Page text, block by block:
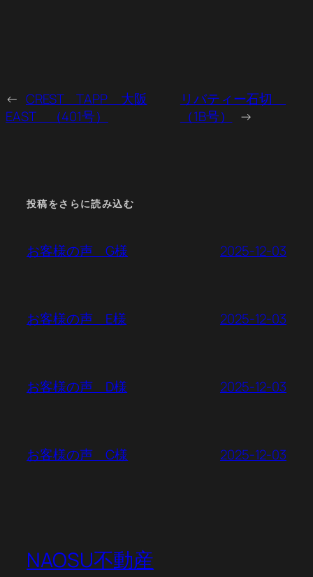
← CREST TAPP 大阪
EAST （401号）
リバティー石切
（1B号）
→
投稿をさらに読み込む
お客様の声 G様 2025-12-03
お客様の声 E様 2025-12-03
お客様の声 D様 2025-12-03
お客様の声 C様 2025-12-03
NAOSU不動産